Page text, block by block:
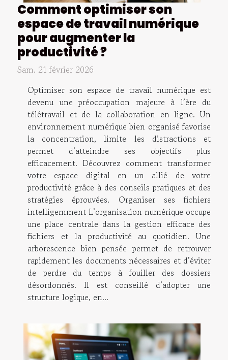
Comment optimiser son
espace de travail numérique
pour augmenter la
productivité ?
Sam. 21 février 2026
Optimiser son espace de travail numérique est
devenu une préoccupation majeure à l’ère du
télétravail et de la collaboration en ligne. Un
environnement numérique bien organisé favorise
la concentration, limite les distractions et
permet d’atteindre ses objectifs plus
efficacement. Découvrez comment transformer
votre espace digital en un allié de votre
productivité grâce à des conseils pratiques et des
stratégies éprouvées. Organiser ses fichiers
intelligemment L’organisation numérique occupe
une place centrale dans la gestion efficace des
fichiers et la productivité au quotidien. Une
arborescence bien pensée permet de retrouver
rapidement les documents nécessaires et d’éviter
de perdre du temps à fouiller des dossiers
désordonnés. Il est conseillé d’adopter une
structure logique, en...